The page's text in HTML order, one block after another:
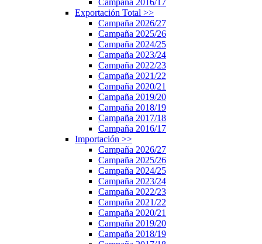
Campaña 2016/17
Exportación Total >>
Campaña 2026/27
Campaña 2025/26
Campaña 2024/25
Campaña 2023/24
Campaña 2022/23
Campaña 2021/22
Campaña 2020/21
Campaña 2019/20
Campaña 2018/19
Campaña 2017/18
Campaña 2016/17
Importación >>
Campaña 2026/27
Campaña 2025/26
Campaña 2024/25
Campaña 2023/24
Campaña 2022/23
Campaña 2021/22
Campaña 2020/21
Campaña 2019/20
Campaña 2018/19